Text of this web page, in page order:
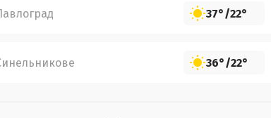
37°/22°
36°/22°